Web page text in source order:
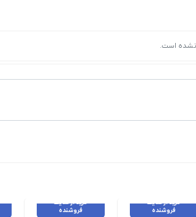
نشده است.
خرید از سایت
فروشنده
خرید از سایت
فروشنده